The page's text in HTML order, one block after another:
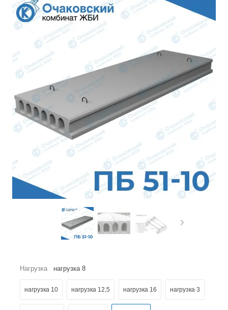
Нагрузка нагрузка 8
нагрузка 10 нагрузка 12,5 нагрузка 16 нагрузка 3